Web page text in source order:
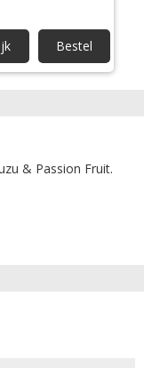
Bestel
& Passion Fruit.